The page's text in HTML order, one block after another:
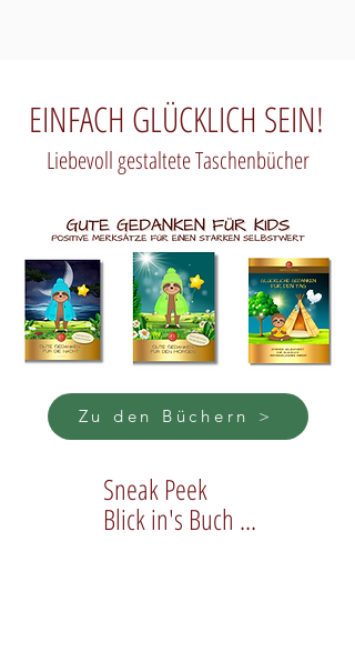
EINFACH GLÜCKLICH SEIN!
Liebevoll gestaltete Taschenbücher
Zu den Büchern >
Sneak Peek
Blick in's Buch ...